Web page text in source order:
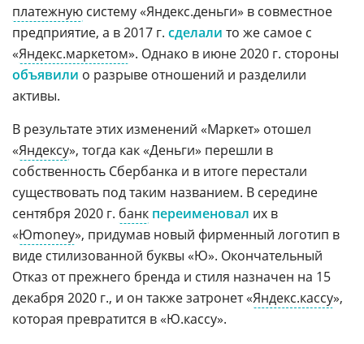
платежную систему «Яндекс.деньги» в совместное
предприятие, а в 2017 г. сделали то же самое с
«Яндекс.маркетом». Однако в июне 2020 г. стороны
объявили о разрыве отношений и разделили
активы.
В результате этих изменений «Маркет» отошел
«Яндексу», тогда как «Деньги» перешли в
собственность Сбербанка и в итоге перестали
существовать под таким названием. В середине
сентября 2020 г. банк переименовал их в
«Юmoney», придумав новый фирменный логотип в
виде стилизованной буквы «Ю». Окончательный
Отказ от прежнего бренда и стиля назначен на 15
декабря 2020 г., и он также затронет «Яндекс.кассу»,
которая превратится в «Ю.кассу».